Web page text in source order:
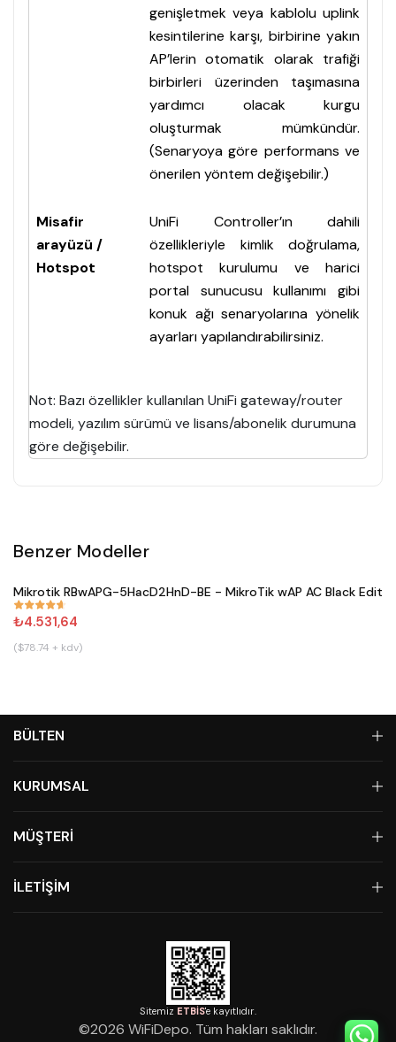
genişletmek veya kablolu uplink
kesintilerine karşı, birbirine yakın
AP’lerin otomatik olarak trafiği
birbirleri üzerinden taşımasına
yardımcı olacak kurgu
oluşturmak mümkündür.
(Senaryoya göre performans ve
önerilen yöntem değişebilir.)
Misafir
arayüzü /
Hotspot
UniFi Controller’ın dahili
özellikleriyle kimlik doğrulama,
hotspot kurulumu ve harici
portal sunucusu kullanımı gibi
konuk ağı senaryolarına yönelik
ayarları yapılandırabilirsiniz.
Not: Bazı özellikler kullanılan UniFi gateway/router
modeli, yazılım sürümü ve lisans/abonelik durumuna
göre değişebilir.
Benzer Modeller
#671
Mikrotik RBwAPG-5HacD2HnD-BE - MikroTik wAP AC Black
₺4.531,64
($78.74 + kdv)
BÜLTEN
KURUMSAL
MÜŞTERİ
İLETİŞİM
Sitemiz ETBİS'e kayıtlıdır.
©2026 WiFiDepo. Tüm hakları saklıdır.